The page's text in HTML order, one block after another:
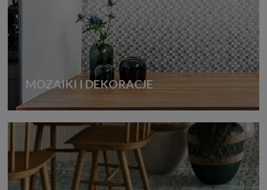
MOZAIKI I DEKORACJE